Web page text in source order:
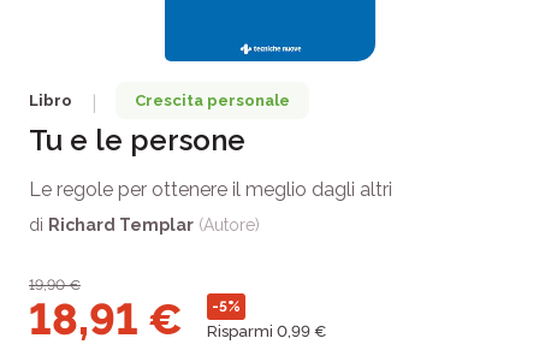
Libro Crescita personale
Tu e le persone
Le regole per ottenere il meglio dagli altri
di Richard Templar (Autore)
19,90€
18,91 € -5%
Risparmi 0,99 €